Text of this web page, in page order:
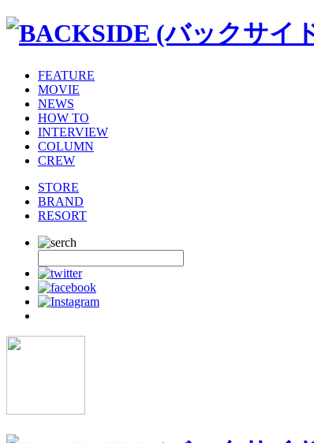
FEATURE
MOVIE
NEWS
HOW TO
INTERVIEW
COLUMN
CREW
STORE
BRAND
RESORT